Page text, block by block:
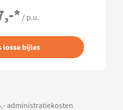
* / p.u.
losse bijles
administratiekosten